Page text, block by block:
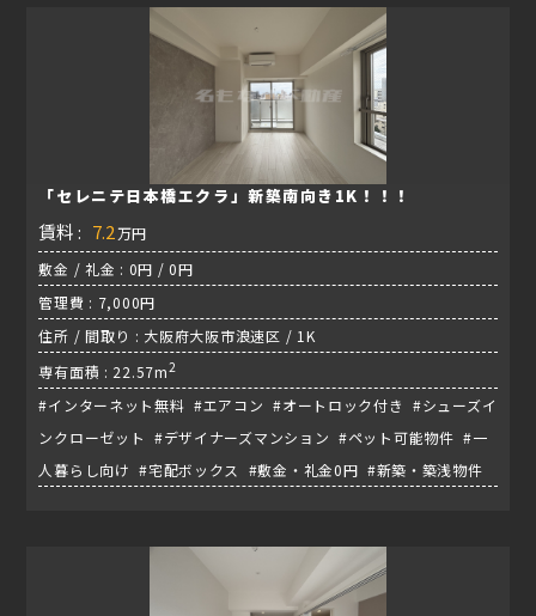
「セレニテ日本橋エクラ」新築南向き1K！！！
賃料 : 7.2 万円
敷金 / 礼金 : 0円 / 0円
管理費 : 7,000円
住所 / 間取り : 大阪府大阪市浪速区 / 1K
専有面積 : 22.57m2
#インターネット無料 #エアコン #オートロック付き #シューズイ
ンクローゼット #デザイナーズマンション #ペット可能物件 #一
人暮らし向け #宅配ボックス #敷金・礼金0円 #新築・築浅物件